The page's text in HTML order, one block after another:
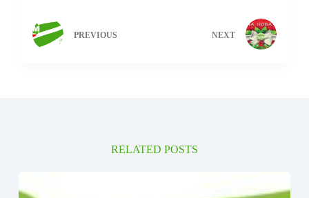
PREVIOUS NEXT
RELATED POSTS